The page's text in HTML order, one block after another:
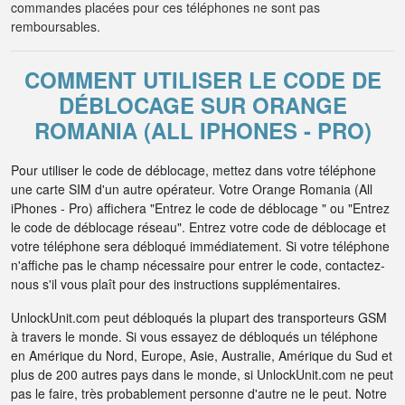
commandes placées pour ces téléphones ne sont pas
remboursables.
COMMENT UTILISER LE CODE DE
DÉBLOCAGE SUR ORANGE
ROMANIA (ALL IPHONES - PRO)
Pour utiliser le code de déblocage, mettez dans votre téléphone
une carte SIM d'un autre opérateur. Votre Orange Romania (All
iPhones - Pro) affichera "Entrez le code de déblocage " ou "Entrez
le code de déblocage réseau". Entrez votre code de déblocage et
votre téléphone sera débloqué immédiatement. Si votre téléphone
n'affiche pas le champ nécessaire pour entrer le code, contactez-
nous s'il vous plaît pour des instructions supplémentaires.
UnlockUnit.com peut débloqués la plupart des transporteurs GSM
à travers le monde. Si vous essayez de débloqués un téléphone
en Amérique du Nord, Europe, Asie, Australie, Amérique du Sud et
plus de 200 autres pays dans le monde, si UnlockUnit.com ne peut
pas le faire, très probablement personne d'autre ne le peut. Notre